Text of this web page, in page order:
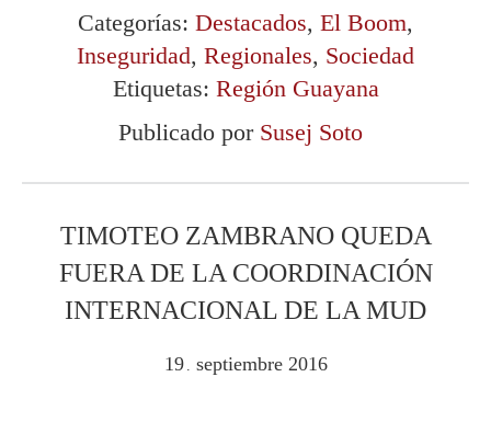
Categorías: Destacados, El Boom,
Inseguridad, Regionales, Sociedad
Etiquetas: Región Guayana
Publicado por Susej Soto
TIMOTEO ZAMBRANO QUEDA
FUERA DE LA COORDINACIÓN
INTERNACIONAL DE LA MUD
19 septiembre 2016